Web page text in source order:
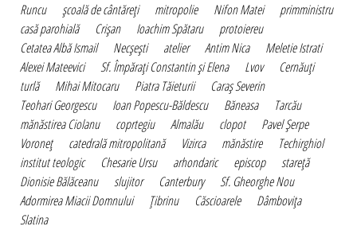
Runcu şcoală de cântăreţi mitropolie Nifon Matei
primministru
casă parohială
Crişan Ioachim Spătaru
protoiereu
Cetatea Albă Ismail
Necşeşti atelier Antim Nica
Meletie Istrati
Alexei Mateevici
Sf. Împăraţi Constantin şi Elena Lvov
Cernăuţi
turlă
Mihai Mitocaru Piatra Tăieturii
Caraş Severin
Teohari Georgescu
Ioan Popescu-Băldescu Băneasa
Tarcău
mănăstirea Ciolanu
coprtegiu Almalău clopot
Pavel Şerpe
Voroneţ
catedrală mitropolitană Vizirca mănăstire
Techirghiol
institut teologic
Chesarie Ursu arhondaric episcop
stareţă
Dionisie Bălăceanu
slujitor Canterbury
Sf. Gheorghe Nou
Adormirea Miacii Domnului
Ţibrinu Căscioarele
Dâmboviţa
Slatina